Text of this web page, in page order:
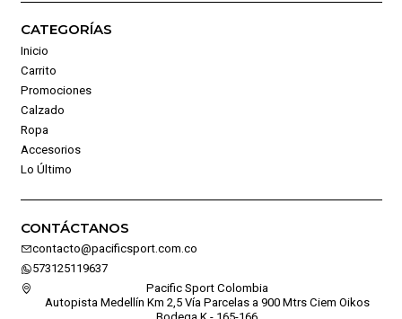
CATEGORÍAS
Inicio
Carrito
Promociones
Calzado
Ropa
Accesorios
Lo Último
CONTÁCTANOS
contacto@pacificsport.com.co
573125119637
Pacific Sport Colombia
Autopista Medellín Km 2,5 Vía Parcelas a 900 Mtrs Ciem Oikos